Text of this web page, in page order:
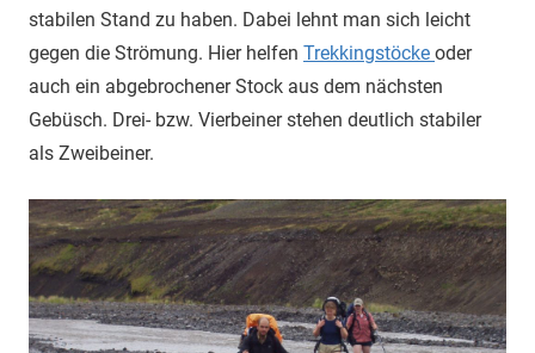
stabilen Stand zu haben. Dabei lehnt man sich leicht
gegen die Strömung. Hier helfen Trekkingstöcke oder
auch ein abgebrochener Stock aus dem nächsten
Gebüsch. Drei- bzw. Vierbeiner stehen deutlich stabiler
als Zweibeiner.